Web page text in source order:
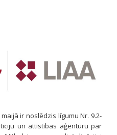
ir noslēdzis līgumu Nr. 9.2-
un attīstības aģentūru par